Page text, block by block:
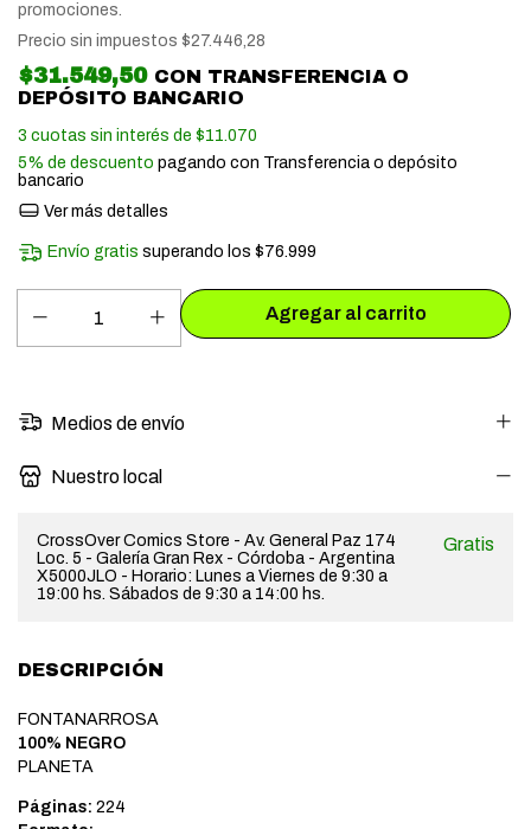
promociones.
Precio sin impuestos $27.446,28
$31.549,50 CON TRANSFERENCIA O
DEPÓSITO BANCARIO
3 cuotas sin interés de $11.070
5% de descuento pagando con Transferencia o depósito
bancario
Ver más detalles
Envío gratis superando los$76.999
Medios de envío
Nuestro local
CrossOver Comics Store - Av. General Paz 174
Loc. 5 - Galería Gran Rex - Córdoba - Argentina
X5000JLO - Horario: Lunes a Viernes de 9:30 a
19:00 hs. Sábados de 9:30 a 14:00 hs.
Gratis
DESCRIPCIÓN
FONTANARROSA
100% NEGRO
PLANETA
Páginas: 224